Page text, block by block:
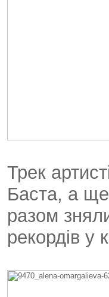
Трек
Баста, а ще
разом
рекордів у